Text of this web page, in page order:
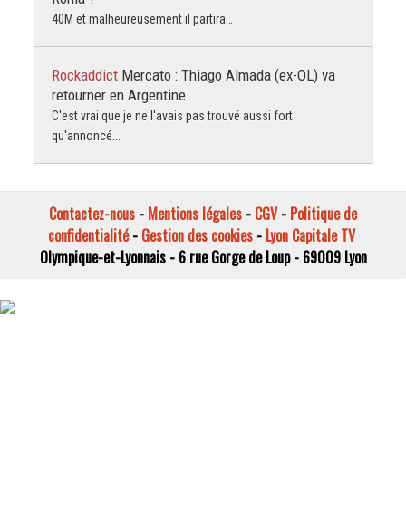
40M et malheureusement il partira…
Rockaddict Mercato : Thiago Almada (ex-OL) va
retourner en Argentine
C'est vrai que je ne l'avais pas trouvé aussi fort
qu'annoncé...
Contactez-nous - Mentions légales - CGV- Politique de
confidentialité- Gestion des cookies- Lyon Capitale TV
Olympique-et-Lyonnais - 6 rue Gorge de Loup - 69009 Lyon